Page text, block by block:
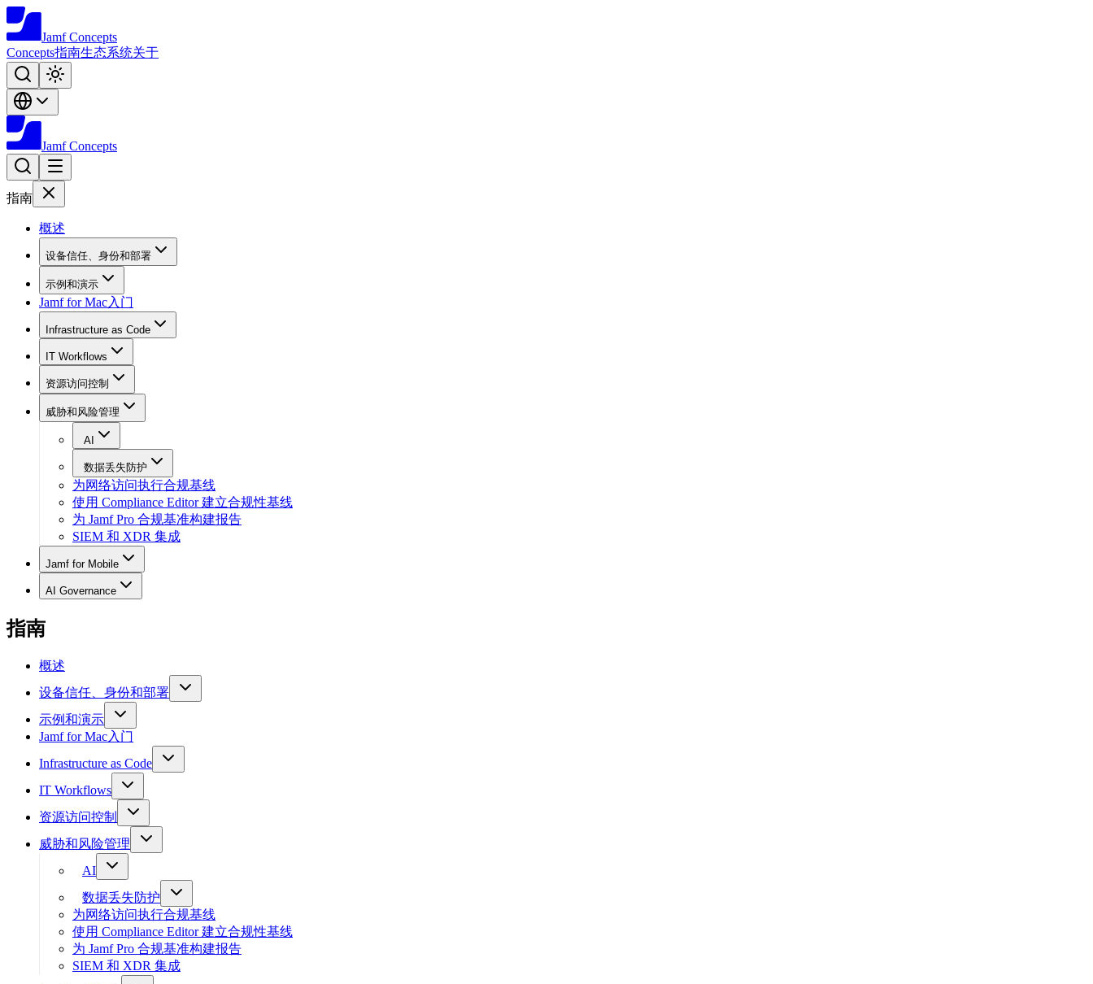
Jamf Concepts
Concepts指南生态系统关于
Jamf Concepts
指南
概述
设备信任、身份和部署
示例和演示
Jamf for Mac入门
Infrastructure as Code
IT Workflows
资源访问控制
威胁和风险管理
AI
数据丢失防护
为网络访问执行合规基线
使用 Compliance Editor 建立合规性基线
为 Jamf Pro 合规基准构建报告
SIEM 和 XDR 集成
Jamf for Mobile
AI Governance
指南
概述
设备信任、身份和部署
示例和演示
Jamf for Mac入门
Infrastructure as Code
IT Workflows
资源访问控制
威胁和风险管理
AI
数据丢失防护
为网络访问执行合规基线
使用 Compliance Editor 建立合规性基线
为 Jamf Pro 合规基准构建报告
SIEM 和 XDR 集成